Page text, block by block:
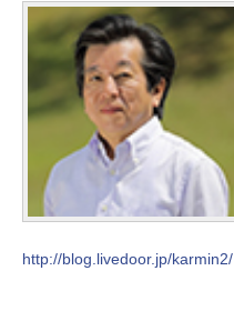
http://blog.livedoor.jp/karmin2/